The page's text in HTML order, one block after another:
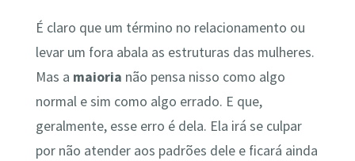
É claro que um término no relacionamento ou
levar um fora abala as estruturas das mulheres.
Mas a maioria não pensa nisso como algo
normal e sim como algo errado. E que,
geralmente, esse erro é dela. Ela irá se culpar
por não atender aos padrões dele e ficará ainda